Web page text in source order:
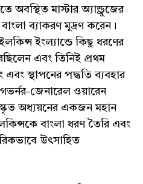
অবস্থিত মাস্টার অ্যান্ড্রুজের
ব্যাকরণ মুদ্রণ করেন।
ইংল্যান্ডে কিছু ধরণের
এবং তিনিই প্রথম
এবং স্থাপনের পদ্ধতি ব্যবহার
জেনারেল ওয়ারেন
অধ্যয়নের একজন মহান
বাংলা ধরণ তৈরি এবং
উৎসাহিত